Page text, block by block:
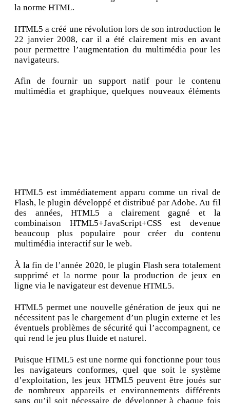
la norme HTML.
HTML5 a créé une révolution lors de son introduction le
22 janvier 2008, car il a été clairement mis en avant
pour permettre l’augmentation du multimédia pour les
navigateurs.
Afin de fournir un support natif pour le contenu
multimédia et graphique, quelques nouveaux éléments
HTML5 est immédiatement apparu comme un rival de
Flash, le plugin développé et distribué par Adobe. Au fil
des années, HTML5 a clairement gagné et la
combinaison HTML5+JavaScript+CSS est devenue
beaucoup plus populaire pour créer du contenu
multimédia interactif sur le web.
À la fin de l’année 2020, le plugin Flash sera totalement
supprimé et la norme pour la production de jeux en
ligne via le navigateur est devenue HTML5.
HTML5 permet une nouvelle génération de jeux qui ne
nécessitent pas le chargement d’un plugin externe et les
éventuels problèmes de sécurité qui l’accompagnent, ce
qui rend le jeu plus fluide et naturel.
Puisque HTML5 est une norme qui fonctionne pour tous
les navigateurs conformes, quel que soit le système
d’exploitation, les jeux HTML5 peuvent être joués sur
de nombreux appareils et environnements différents
sans qu’il soit nécessaire de développer à chaque fois